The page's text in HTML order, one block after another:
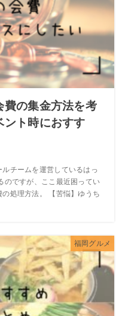
費の集金方法を考
ント時におすす
チームを運営しているはっ
のですが、ここ最近困ってい
処理方法。 【苦悩】ゆうち
福岡グルメ